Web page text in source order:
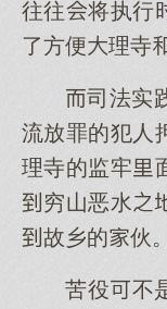
往往将执
了方便理寺
司法实
流放罪的犯
理寺的监牢
穷山恶水
故乡的伙。
苦役不